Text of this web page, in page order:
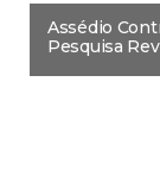
Assédio
Pesquisa